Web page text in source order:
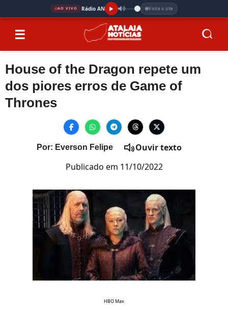
AO VIVO Rádio AN Visite o site
☰
House of the Dragon repete um
dos piores erros de Game of
Thrones
Por: Everson Felipe
Ouvir texto
Publicado em 11/10/2022
HBO Max